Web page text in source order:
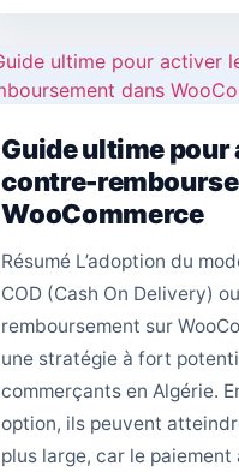
Guide ultime pour
contre-
WooCommerce
Résumé L’adoption du
COD (Cash On Delivery)
remboursement sur
une stratégie à fort
commerçants en Algérie.
option, ils peuvent
plus large, car le paiement